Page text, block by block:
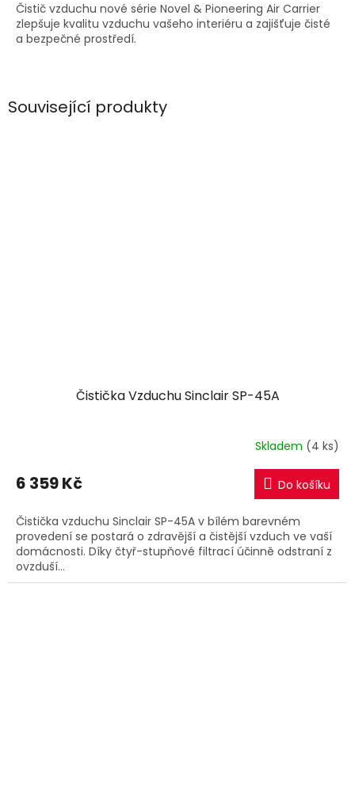
Související produkty
Čistička Vzduchu Sinclair SP-45A
Skladem (4 ks)
6 359 Kč Do košíku
Čistička vzduchu Sinclair SP-45A v bílém barevném
provedení se postará o zdravější a čistější vzduch ve vaší
domácnosti. Díky čtyř-stupňové filtrací účinně odstraní z
ovzduší...
Čistič vzduchu nové série Novel & Pioneering Air Carrier
zlepšuje kvalitu vzduchu vašeho interiéru a zajišťuje čisté
a bezpečné prostředí.